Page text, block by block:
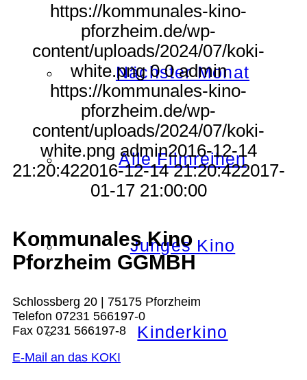
Nächster Monat
Alle Filmreihen
Junges Kino
Kinderkino
https://kommunales-kino-
pforzheim.de/wp-
content/uploads/2024/07/koki-
white.png 0 0 admin
https://kommunales-kino-
pforzheim.de/wp-
content/uploads/2024/07/koki-
white.png admin2016-12-14
21:20:422016-12-14 21:20:422017-
01-17 21:00:00
Kommunales Kino
Pforzheim GGMBH
Schlossberg 20 | 75175 Pforzheim
Telefon 07231 566197-0
Fax 07231 566197-8
E-Mail an das KOKI